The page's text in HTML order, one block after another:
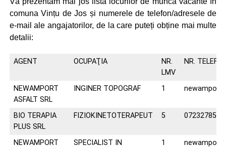
comuna Vințu de Jos și numerele de telefon/adresele de
e-mail ale angajatorilor, de la care puteți obține mai multe
detalii:
AGENT OCUPAŢIA
NR.
LMV
NR.
NEWAMPORT
ASFALT SRL
INGINER TOPOGRAF 1
BIO TERAPIA
PLUS SRL
FIZIOKINETOTERAPEUT 5 0723278582
NEWAMPORT
SPECIALIST IN
1